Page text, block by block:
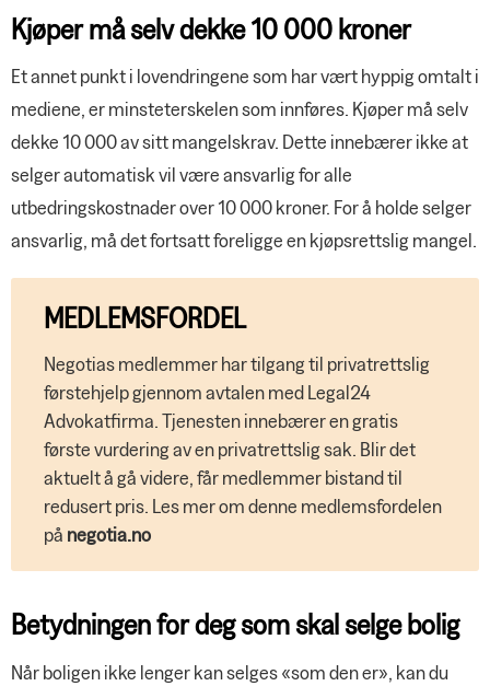
Kjøper må selv dekke 10 000 kroner
Et annet punkt i lovendringene som har vært hyppig omtalt i
mediene, er minsteterskelen som innføres. Kjøper må selv
dekke 10 000 av sitt mangelskrav. Dette innebærer ikke at
selger automatisk vil være ansvarlig for alle
utbedringskostnader over 10 000 kroner. For å holde selger
ansvarlig, må det fortsatt foreligge en kjøpsrettslig mangel.
MEDLEMSFORDEL
Negotias medlemmer har tilgang til privatrettslig
førstehjelp gjennom avtalen med Legal24
Advokatfirma. Tjenesten innebærer en gratis
første vurdering av en privatrettslig sak. Blir det
aktuelt å gå videre, får medlemmer bistand til
redusert pris. Les mer om denne medlemsfordelen
på negotia.no
Betydningen for deg som skal selge bolig
Når boligen ikke lenger kan selges «som den er», kan du